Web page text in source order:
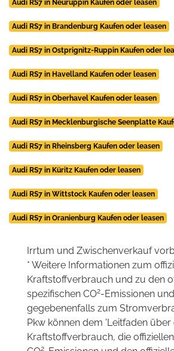
Audi RS7 in Neuruppin Kaufen oder leasen
Audi RS7 in Brandenburg Kaufen oder leasen
Audi RS7 in Ostprignitz-Ruppin Kaufen oder
Audi RS7 in Havelland Kaufen oder leasen
Audi RS7 in Oberhavel Kaufen oder leasen
Audi RS7 in Mecklenburgische Seenplatte
Audi RS7 in Rheinsberg Kaufen oder leasen
Audi RS7 in Küritz Kaufen oder leasen
Audi RS7 in Wittstock Kaufen oder leasen
Audi RS7 in Oranienburg Kaufen oder leasen
Irrtum und Zwischenverkauf
* Weitere Informationen zum
Kraftstoffverbrauch und zu den
spezifischen CO2-Emissionen und
gegebenenfalls zum
Pkw können dem 'Leitfaden über
Kraftstoffverbrauch, die
2